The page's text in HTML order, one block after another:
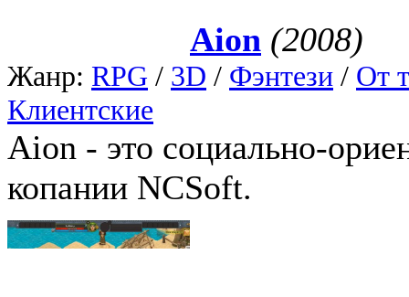
Aion (2008)
Жанр: RPG / 3D / Фэнтези / От
Клиентские
Aion - это социально-
копании NCSoft.